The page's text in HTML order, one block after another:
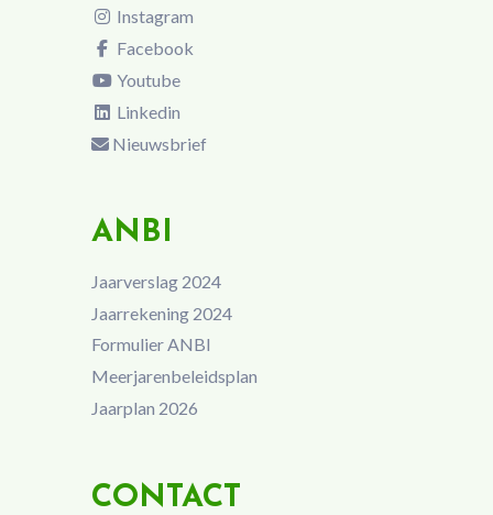
Instagram
Facebook
Youtube
Linkedin
Nieuwsbrief
ANBI
Jaarverslag 2024
Jaarrekening 2024
Formulier ANBI
Meerjarenbeleidsplan
Jaarplan 2026
CONTACT